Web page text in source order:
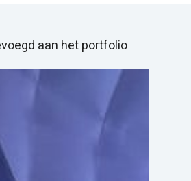
aan het portfolio